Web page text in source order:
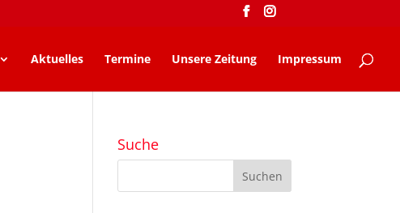
Aktuelles Termine Unsere Zeitung Impressum
Suche